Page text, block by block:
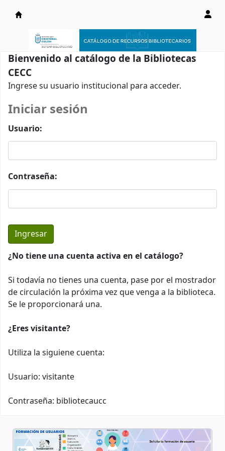
Catálogo en línea
Bienvenido al catálogo de la Bibliotecas
CECC
Ingrese su usuario institucional para acceder.
Iniciar sesión
Usuario:
Contraseña:
¿No tiene una cuenta activa en el catálogo?
Si todavía no tienes una cuenta, pase por el mostrador
de circulación la próxima vez que venga a la biblioteca.
Se le proporcionará una.
¿Eres visitante?
Utiliza la siguiene cuenta:
Usuario: visitante
Contraseña: bibliotecaucc